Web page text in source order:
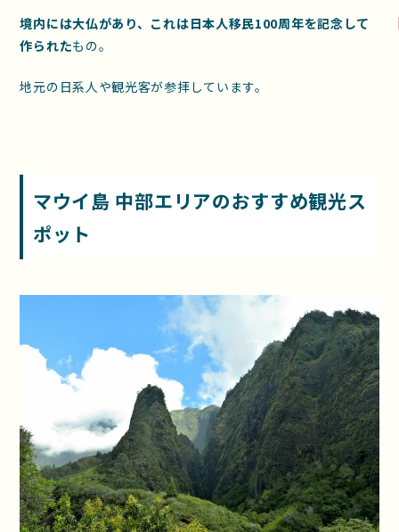
境内には大仏があり、これは日本人移民100周年を記念して
作られたもの。
地元の日系人や観光客が参拝しています。
マウイ島 中部エリアのおすすめ観光ス
ポット